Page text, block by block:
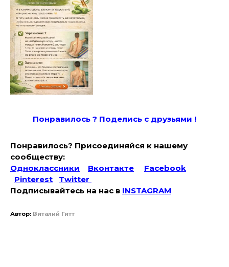
Понравилось ? Поделись с друзьями !
Понравилось? Присоединяйся к нашему
сообществу:
Одноклассники
Вконтакте
Facebook
Pinterest
Twitter
Подписывайтесь на наc в INSTAGRAM
Автор: Виталий Гитт